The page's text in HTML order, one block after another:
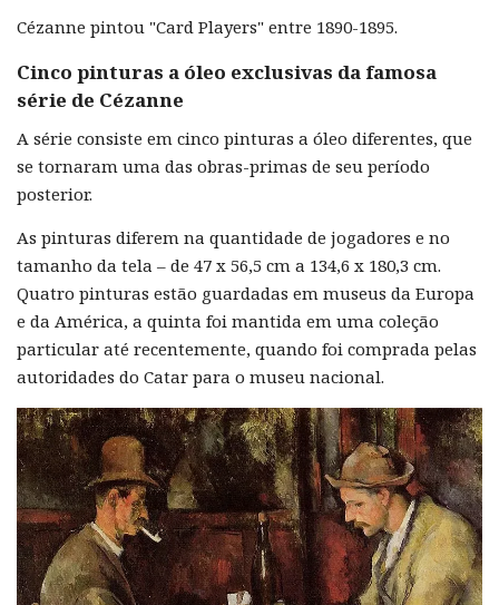
Cézanne pintou "Card Players" entre 1890-1895.
Cinco pinturas a óleo exclusivas da famosa
série de Cézanne
A série consiste em cinco pinturas a óleo diferentes, que
se tornaram uma das obras-primas de seu período
posterior.
As pinturas diferem na quantidade de jogadores e no
tamanho da tela – de 47 x 56,5 cm a 134,6 x 180,3 cm.
Quatro pinturas estão guardadas em museus da Europa
e da América, a quinta foi mantida em uma coleção
particular até recentemente, quando foi comprada pelas
autoridades do Catar para o museu nacional.